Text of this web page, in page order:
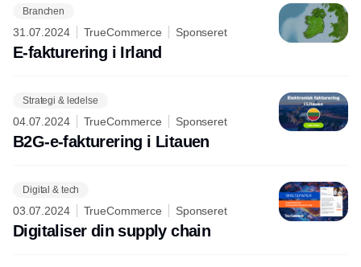
Branchen
31.07.2024 TrueCommerce Sponseret
E-fakturering i Irland
Strategi & ledelse
04.07.2024 TrueCommerce Sponseret
B2G-e-fakturering i Litauen
Digital & tech
03.07.2024 TrueCommerce Sponseret
Digitaliser din supply chain